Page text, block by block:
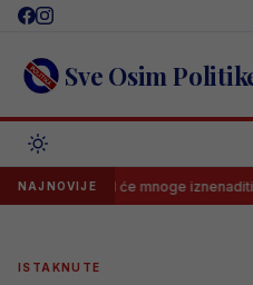
Skip
content Sve Osim
NAJNOVIJE
ishod će mnoge iznenaditi?
ISTAKNUTE